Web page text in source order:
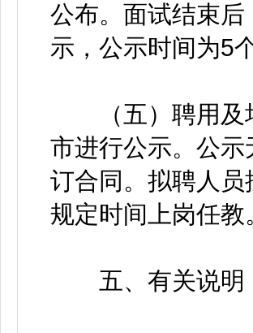
公布。面试结束
示，公示时间为5
（五）聘用及培
市进行公示。公
订合同。拟聘人
规定时间上岗任教
五、有关说明